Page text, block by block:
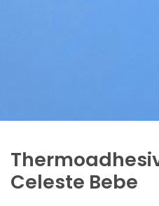
Celeste Bebe